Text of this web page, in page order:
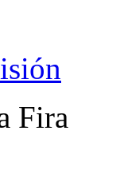
Fira